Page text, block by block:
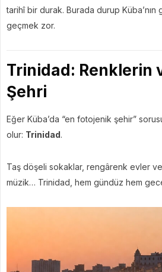
tarihî bir durak. Burada durup Küba’nın
geçmek zor.
Trinidad: Renklerin
Şehri
Eğer Küba’da “en fotojenik şehir”
olur: Trinidad.
Taş döşeli sokaklar, rengârenk evler ve
müzik… Trinidad, hem gündüz hem